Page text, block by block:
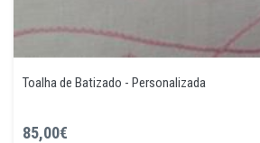
Toalha de Batizado - Personalizada
85,00€